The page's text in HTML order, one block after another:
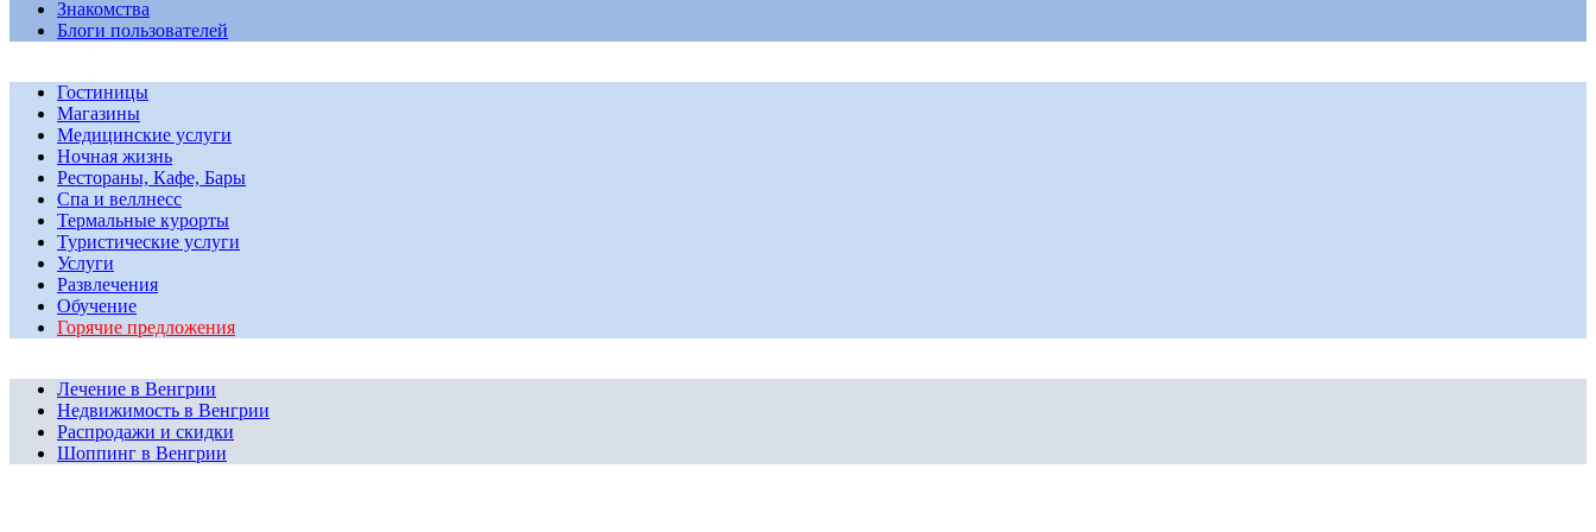
Знакомства
Блоги пользователей
Гостиницы
Магазины
Медицинские услуги
Ночная жизнь
Рестораны, Кафе, Бары
Спа и веллнесс
Термальные курорты
Туристические услуги
Услуги
Развлечения
Обучение
Горячие предложения
Лечение в Венгрии
Недвижимость в Венгрии
Распродажи и скидки
Шоппинг в Венгрии